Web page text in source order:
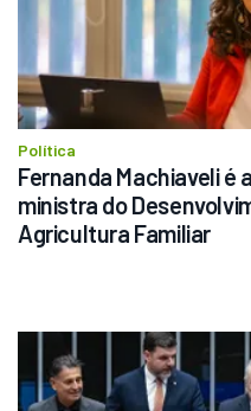
Política
Fernanda Machiaveli é
ministra do
Agricultura Familiar